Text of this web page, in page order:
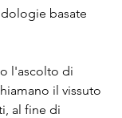
basate
l'ascolto di
il vissuto
al fine di